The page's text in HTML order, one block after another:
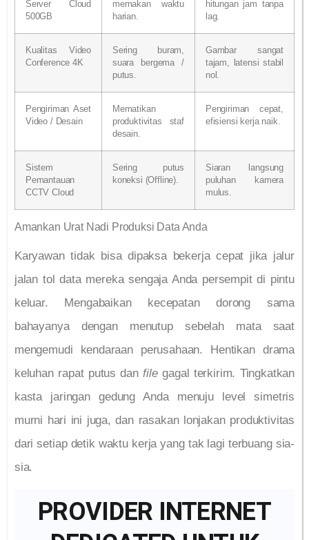
Server Cloud
500GB
memakan waktu
harian.
hitungan jam tanpa
lag.
Kualitas Video
Conference 4K
Sering buram,
suara bergema /
putus.
Gambar sangat
tajam, latensi stabil
nol.
Pengiriman Aset
Video / Desain
Mematikan
produktivitas staf
desain.
Pengiriman cepat,
efisiensi kerja naik.
Sistem
Pemantauan
CCTV Cloud
Sering putus
koneksi (Offline).
Siaran langsung
puluhan kamera
mulus.
Amankan Urat Nadi Produksi Data Anda
Karyawan tidak bisa dipaksa bekerja cepat jika jalur
jalan tol data mereka sengaja Anda persempit di pintu
keluar. Mengabaikan kecepatan dorong sama
bahayanya dengan menutup sebelah mata saat
mengemudi kendaraan perusahaan. Hentikan drama
keluhan rapat putus dan filegagal terkirim. Tingkatkan
kasta jaringan gedung Anda menuju level simetris
murni hari ini juga, dan rasakan lonjakan produktivitas
dari setiap detik waktu kerja yang tak lagi terbuang sia-
sia.
PROVIDER INTERNET